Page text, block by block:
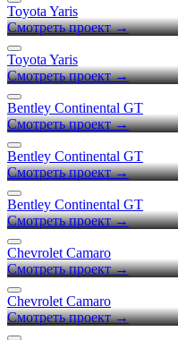
Toyota Yaris
Смотреть проект →
Toyota Yaris
Смотреть проект →
Bentley Continental GT
Смотреть проект →
Bentley Continental GT
Смотреть проект →
Bentley Continental GT
Смотреть проект →
Chevrolet Camaro
Смотреть проект →
Chevrolet Camaro
Смотреть проект →